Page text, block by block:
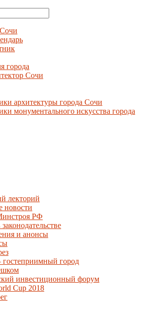
города
Сочи
архитектуры города Сочи
монументального искусства города
лекторий
новости
РФ
и анонсы
город
инвестиционный форум
Cup 2018